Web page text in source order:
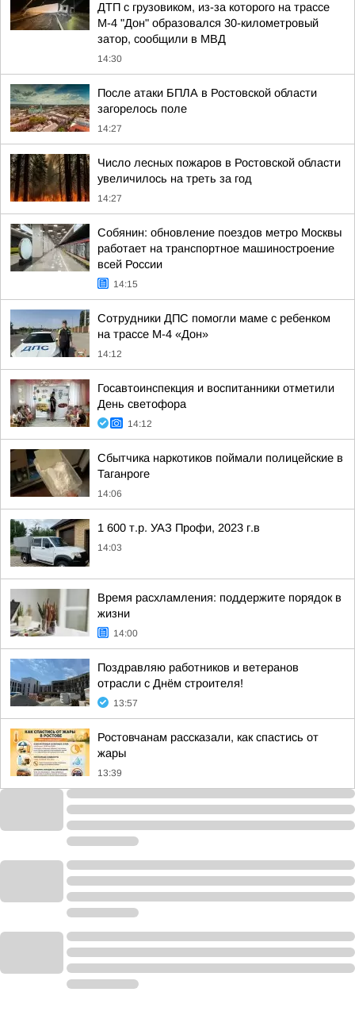
ДТП с грузовиком, из-за которого на трассе
М-4 "Дон" образовался 30-километровый
затор, сообщили в МВД
14:30
После атаки БПЛА в Ростовской области
загорелось поле
14:27
Число лесных пожаров в Ростовской области
увеличилось на треть за год
14:27
Собянин: обновление поездов метро Москвы
работает на транспортное машиностроение
всей России
14:15
Сотрудники ДПС помогли маме с ребенком
на трассе М-4 «Дон»
14:12
Госавтоинспекция и воспитанники отметили
День светофора
14:12
Сбытчика наркотиков поймали полицейские в
Таганроге
14:06
1 600 т.р. УАЗ Профи, 2023 г.в
14:03
Время расхламления: поддержите порядок в
жизни
14:00
Поздравляю работников и ветеранов
отрасли с Днём строителя!
13:57
Ростовчанам рассказали, как спастись от
жары
13:39